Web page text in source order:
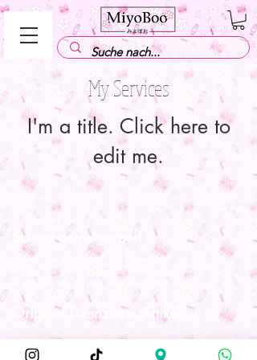
My Services
I'm a title. ​Click here to
edit me.
Schaut gerne vorbei!
Ab Sofort sind wir auch Lokal für euch da!
Besucht uns gerne in unserem Store in Hildesheim,
Wir freuen uns stets auf neue Bekanntschaften!
Original Lizenzierte Artikel
Bei uns findet ihr ausschließlich originale Produkte!
Bootleg/Fälschungen geben wir keine Chance!
Uns ist die Herkunft unserer angebotenen Artikeln äußerst